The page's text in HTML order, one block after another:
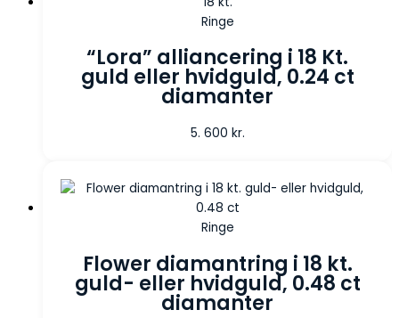
Ringe
“Lora” alliancering i 18 Kt.
guld eller hvidguld, 0.24 ct
diamanter
5. 600 kr.
Ringe
Flower diamantring i 18 kt.
guld- eller hvidguld, 0.48 ct
diamanter